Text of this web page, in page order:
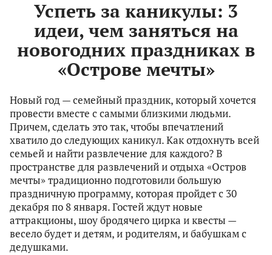
Успеть за каникулы: 3
идеи, чем заняться на
новогодних праздниках в
«Острове мечты»
Новый год — семейный праздник, который хочется
провести вместе с самыми близкими людьми.
Причем, сделать это так, чтобы впечатлений
хватило до следующих каникул. Как отдохнуть всей
семьей и найти развлечение для каждого? В
пространстве для развлечений и отдыха «Остров
мечты» традиционно подготовили большую
праздничную программу, которая пройдет с 30
декабря по 8 января. Гостей ждут новые
аттракционы, шоу бродячего цирка и квесты —
весело будет и детям, и родителям, и бабушкам с
дедушками.